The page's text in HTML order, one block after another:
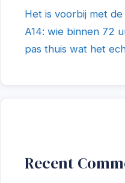
Het is voorbij met
A14: wie binnen 72
pas thuis wat het
Recent